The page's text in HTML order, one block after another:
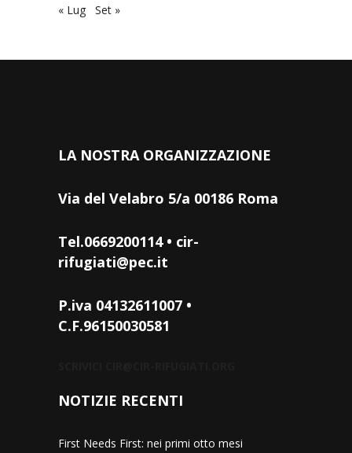
« Lug Set »
LA NOSTRA ORGANIZZAZIONE
Via del Velabro 5/a 00186 Roma
Tel.0669200114 • cir-
rifugiati@pec.it
P.iva 04132611007 •
C.F.96150030581
NOTIZIE RECENTI
First Needs First: nei primi otto mesi